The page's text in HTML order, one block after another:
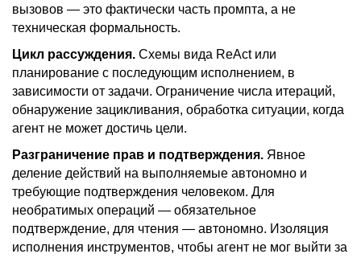
вызовов — это фактически часть промпта, а не
техническая формальность.
Цикл рассуждения. Схемы вида ReAct или
планирование с последующим исполнением, в
зависимости от задачи. Ограничение числа итераций,
обнаружение зацикливания, обработка ситуации, когда
агент не может достичь цели.
Разграничение прав и подтверждения. Явное
деление действий на выполняемые автономно и
требующие подтверждения человеком. Для
необратимых операций — обязательное
подтверждение, для чтения — автономно. Изоляция
исполнения инструментов, чтобы агент не мог выйти за